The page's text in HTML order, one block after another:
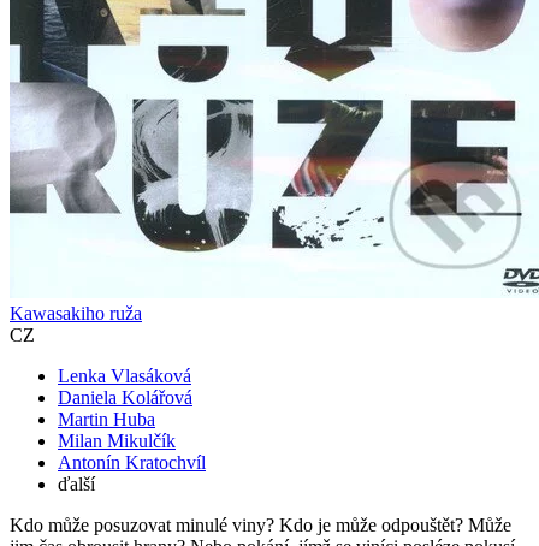
Kawasakiho ruža
CZ
Lenka Vlasáková
Daniela Kolářová
Martin Huba
Milan Mikulčík
Antonín Kratochvíl
ďalší
Kdo může posuzovat minulé viny? Kdo je může odpouštět? Může